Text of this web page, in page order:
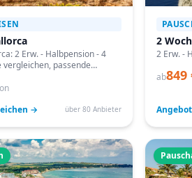
2 Erw. - Halbpension - 4
passende
→
über 80 Anbieter
2
2 Erw. -
ab849